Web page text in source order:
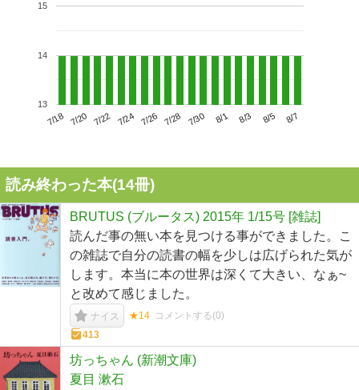
7/18 7/20 7/22 7/24 7/26 7/28 7/30 8/1 8/3 8/5 8/7
13
14
15
読み終わった本(14冊)
BRUTUS (ブルータス) 2015年 1/15号 [雑誌]
読んだ事の無い本を見つける事ができました。こ
の雑誌で自分の読書の幅を少しは広げられた気が
します。本当に本の世界は深くて大きい、なぁ~
と改めて感じました。
ナイス ★14 コメントする(0)
413
坊っちゃん (新潮文庫)
夏目 漱石